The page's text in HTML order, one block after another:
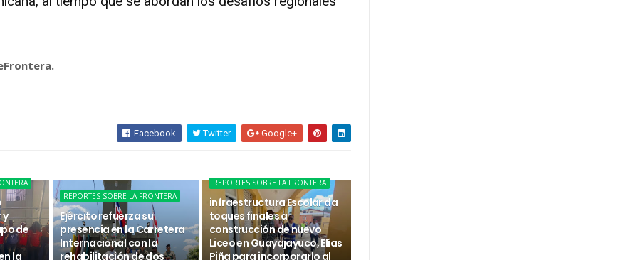
Facebook Twitter Google+
de
la
REPORTES SOBRE LA FRONTERA
Ejército refuerza su
presencia en la Carretera
Internacional con la
rehabilitación de dos
REPORTES SOBRE LA FRONTERA
infraestructura Escolar da
toques finales a
construcción de nuevo
Liceo en Guayajayuco, Elías
Piña para incorporarlo al